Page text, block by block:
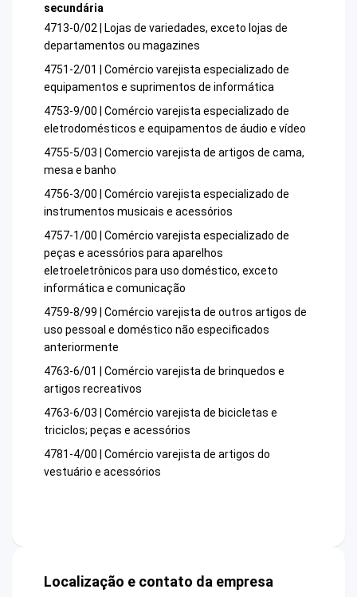
secundária
4713-0/02 | Lojas de variedades, exceto lojas de
departamentos ou magazines
4751-2/01 | Comércio varejista especializado de
equipamentos e suprimentos de informática
4753-9/00 | Comércio varejista especializado de
eletrodomésticos e equipamentos de áudio e vídeo
4755-5/03 | Comercio varejista de artigos de cama,
mesa e banho
4756-3/00 | Comércio varejista especializado de
instrumentos musicais e acessórios
4757-1/00 | Comércio varejista especializado de
peças e acessórios para aparelhos
eletroeletrônicos para uso doméstico, exceto
informática e comunicação
4759-8/99 | Comércio varejista de outros artigos de
uso pessoal e doméstico não especificados
anteriormente
4763-6/01 | Comércio varejista de brinquedos e
artigos recreativos
4763-6/03 | Comércio varejista de bicicletas e
triciclos; peças e acessórios
4781-4/00 | Comércio varejista de artigos do
vestuário e acessórios
Localização e contato da empresa